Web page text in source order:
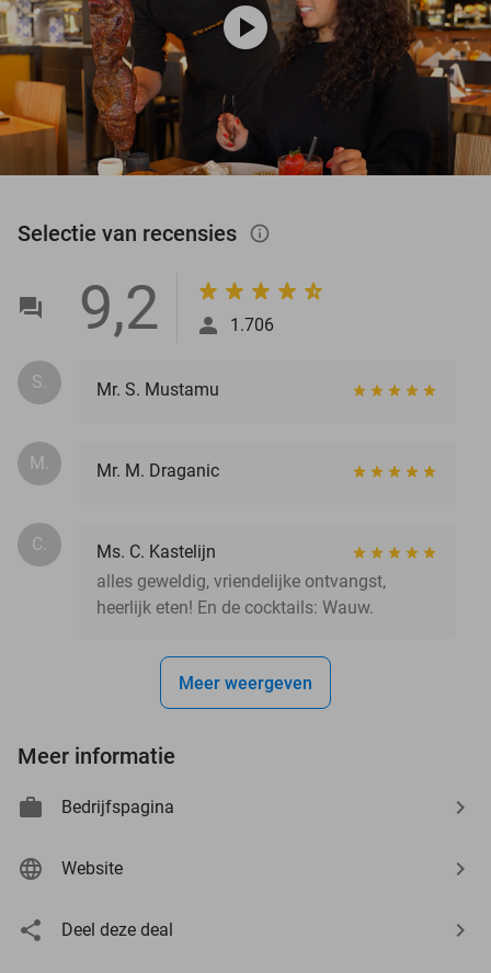
play_circle
Selectie van recensies info_outlined
9,2 1.706
S. Mr. S. Mustamu
M. Mr. M. Draganic
C.
Ms. C. Kastelijn
alles geweldig, vriendelijke ontvangst,
heerlijk eten! En de cocktails: Wauw.
Meer weergeven
Meer informatie
Bedrijfspagina
Website
Deel deze deal